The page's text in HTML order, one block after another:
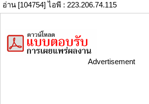
อ่าน [104754] ไอพี : 223.206.74.115
Advertisement